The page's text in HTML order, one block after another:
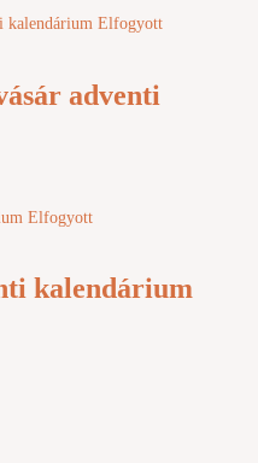
Elfogyott
adventi
Elfogyott
kalendárium